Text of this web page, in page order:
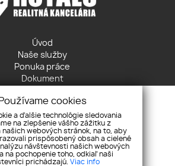
Úvod
Naše služby
Ponuka práce
Dokument
Cookies
Kontakt
11, 81102 Bratislava
+421 948 174 804
info@royals.sk
Používame cookies
a ďalšie technológie sledovania
na zlepšenie vášho zážitku z
našich webových stránok, na to, aby
prispôsobený obsah a cielené
návštevnosti našich webových
na pochopenie toho, odkiaľ naši
prichádzajú. Viac info